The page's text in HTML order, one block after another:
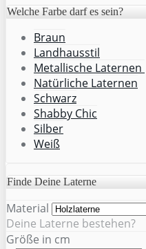
Welche Farbe darf es sein?
Braun
Landhausstil
Metallische Laternen
Natürliche Laternen
Schwarz
Shabby Chic
Silber
Weiß
Finde Deine Laterne
Material
Deine Laterne bestehen?
Größe in cm